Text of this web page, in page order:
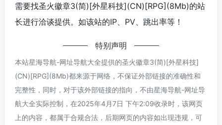
需要找圣火徽章3(简)[外星科技](CN)[RPG](8Mb)的站
长进行洽谈提供。如该站的IP、PV、跳出率等！
特别声明
本站星海导航-网址导航大全提供的圣火徽章3(简)[外星科技]
(CN)[RPG](8Mb)都来源于网络，不保证外部链接的准确性和
完整性，同时，对于该外部链接的指向，不由星海导航-网址导
航大全实际控制，在2025年4月7日 下午2:09收录时，该网页
上的内容，都属于合规合法，后期网页的内容如出现违规，可